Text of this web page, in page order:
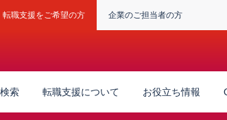
転職支援をご希望の方 企業のご担当者の方
索 転職支援について お役立ち情報